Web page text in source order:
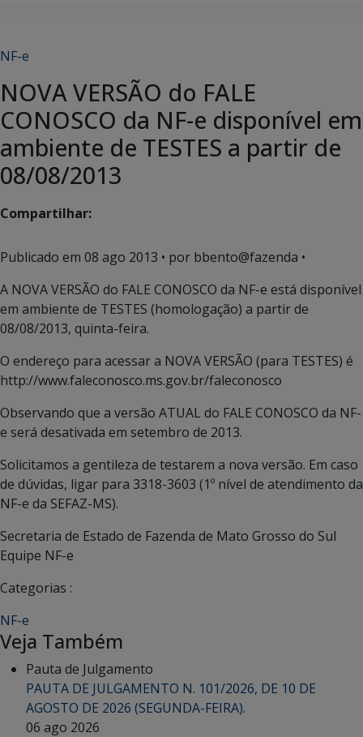
NF-e
NOVA VERSÃO do FALE
CONOSCO da NF-e disponível em
ambiente de TESTES a partir de
08/08/2013
Compartilhar:
Publicado em 08 ago 2013 • por bbento@fazenda •
A NOVA VERSÃO do FALE CONOSCO da NF-e está disponível
em ambiente de TESTES (homologação) a partir de
08/08/2013, quinta-feira.
O endereço para acessar a NOVA VERSÃO (para TESTES) é
http://www.faleconosco.ms.gov.br/faleconosco
Observando que a versão ATUAL do FALE CONOSCO da NF-
e será desativada em setembro de 2013.
Solicitamos a gentileza de testarem a nova versão. Em caso
de dúvidas, ligar para 3318-3603 (1º nível de atendimento da
NF-e da SEFAZ-MS).
Secretaria de Estado de Fazenda de Mato Grosso do Sul
Equipe NF-e
Categorias :
NF-e
Veja Também
Pauta de Julgamento
PAUTA DE JULGAMENTO N. 101/2026, DE 10 DE
AGOSTO DE 2026 (SEGUNDA-FEIRA).
06 ago 2026